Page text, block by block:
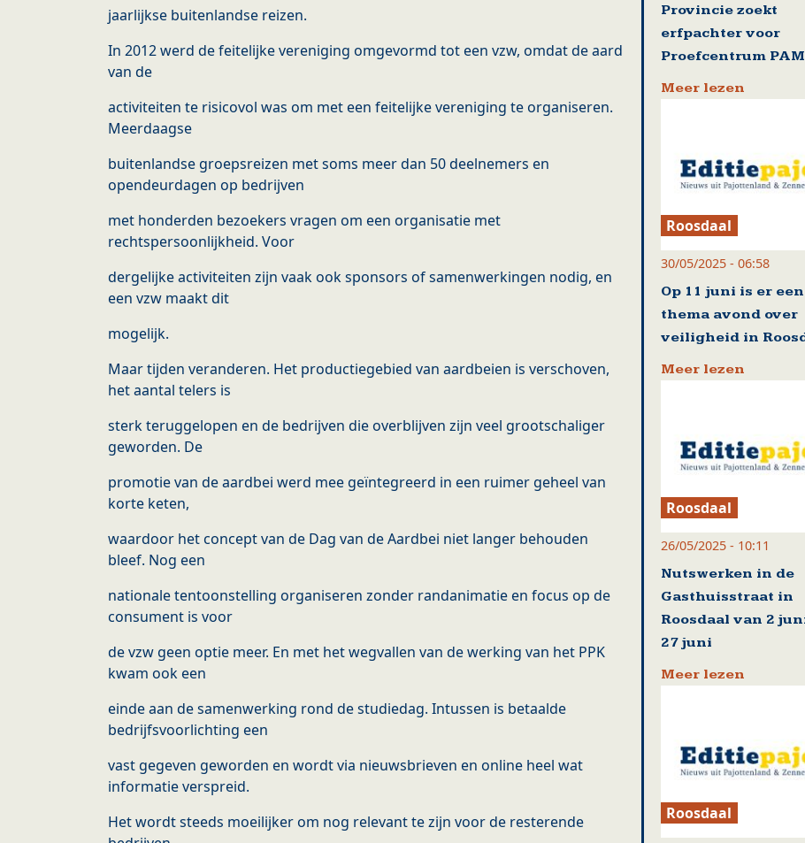
jaarlijkse buitenlandse reizen.
In 2012 werd de feitelijke vereniging omgevormd tot een vzw, omdat de aard
van de
activiteiten te risicovol was om met een feitelijke vereniging te organiseren.
Meerdaagse
buitenlandse groepsreizen met soms meer dan 50 deelnemers en
opendeurdagen op bedrijven
met honderden bezoekers vragen om een organisatie met
rechtspersoonlijkheid. Voor
dergelijke activiteiten zijn vaak ook sponsors of samenwerkingen nodig, en
een vzw maakt dit
mogelijk.
Maar tijden veranderen. Het productiegebied van aardbeien is verschoven,
het aantal telers is
sterk teruggelopen en de bedrijven die overblijven zijn veel grootschaliger
geworden. De
promotie van de aardbei werd mee geïntegreerd in een ruimer geheel van
korte keten,
waardoor het concept van de Dag van de Aardbei niet langer behouden
bleef. Nog een
nationale tentoonstelling organiseren zonder randanimatie en focus op de
consument is voor
de vzw geen optie meer. En met het wegvallen van de werking van het PPK
kwam ook een
einde aan de samenwerking rond de studiedag. Intussen is betaalde
bedrijfsvoorlichting een
vast gegeven geworden en wordt via nieuwsbrieven en online heel wat
informatie verspreid.
Het wordt steeds moeilijker om nog relevant te zijn voor de resterende
Provincie zoekt
erfpachter voor
Proefcentrum
Meer lezen
Roosdaal
30/05/2025 - 06:58
Op 11 juni is er een
thema avond over
veiligheid in
Meer lezen
Roosdaal
26/05/2025 - 10:11
Nutswerken in de
Gasthuisstraat in
Roosdaal van 2
27 juni
Meer lezen
Roosdaal